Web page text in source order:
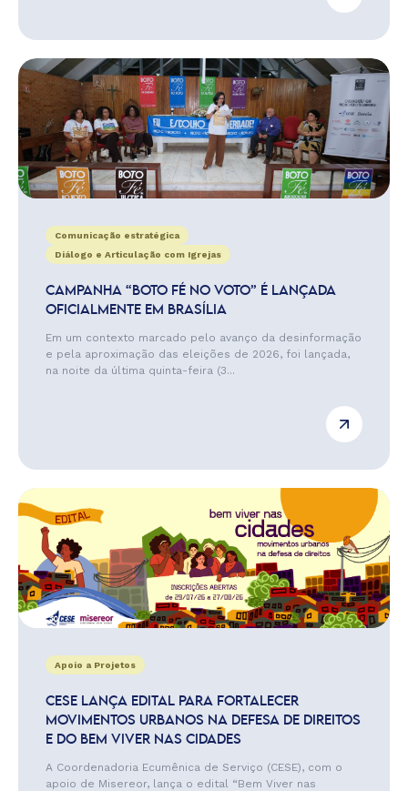
Comunicação estratégica
Diálogo e Articulação com Igrejas
CAMPANHA “BOTO FÉ NO VOTO” É LANÇADA
OFICIALMENTE EM BRASÍLIA
Em um contexto marcado pelo avanço da desinformação
e pela aproximação das eleições de 2026, foi lançada,
na noite da última quinta-feira (3...
Apoio a Projetos
CESE LANÇA EDITAL PARA FORTALECER
MOVIMENTOS URBANOS NA DEFESA DE DIREITOS
E DO BEM VIVER NAS CIDADES
A Coordenadoria Ecumênica de Serviço (CESE), com o
apoio de Misereor, lança o edital “Bem Viver nas